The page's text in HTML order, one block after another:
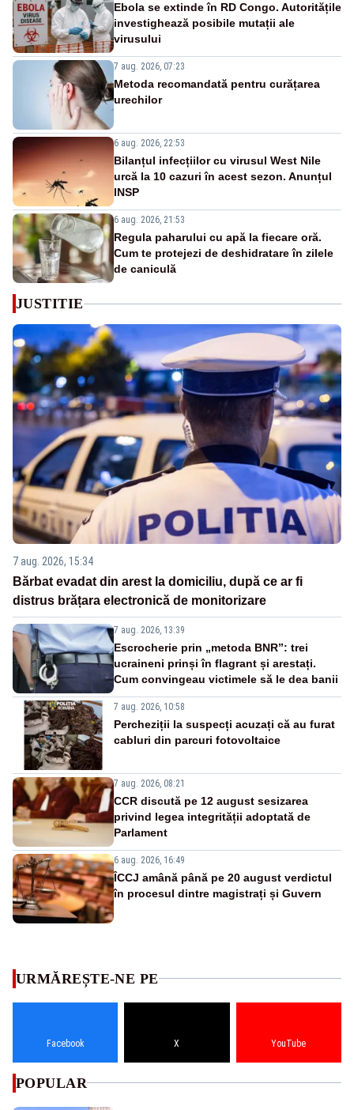
Ebola se extinde în RD Congo. Autoritățile
investighează posibile mutații ale
virusului
7 aug. 2026, 07:23
Metoda recomandată pentru curățarea
urechilor
6 aug. 2026, 22:53
Bilanțul infecțiilor cu virusul West Nile
urcă la 10 cazuri în acest sezon. Anunțul
INSP
6 aug. 2026, 21:53
Regula paharului cu apă la fiecare oră.
Cum te protejezi de deshidratare în zilele
de caniculă
JUSTITIE
7 aug. 2026, 15:34
Bărbat evadat din arest la domiciliu, după ce ar fi
distrus brățara electronică de monitorizare
7 aug. 2026, 13:39
Escrocherie prin „metoda BNR”: trei
ucraineni prinși în flagrant și arestați.
Cum convingeau victimele să le dea banii
7 aug. 2026, 10:58
Percheziții la suspecți acuzați că au furat
cabluri din parcuri fotovoltaice
7 aug. 2026, 08:21
CCR discută pe 12 august sesizarea
privind legea integrității adoptată de
Parlament
6 aug. 2026, 16:49
ÎCCJ amână până pe 20 august verdictul
în procesul dintre magistrați și Guvern
URMĂREȘTE-NE PE
Facebook X YouTube
POPULAR